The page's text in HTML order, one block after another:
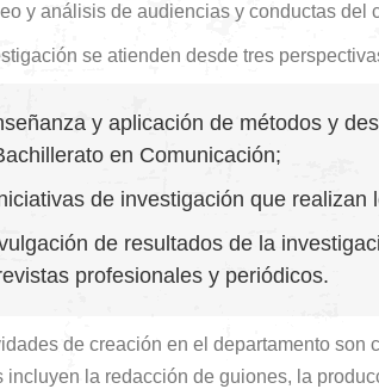
y análisis de audiencias y conductas del
se atienden desde tres
y aplicación de métodos y
en Comunicación;
de investigación que realizan
de resultados de la
profesionales y periódicos.
de creación en el departamento
incluyen la redacción de guiones, la